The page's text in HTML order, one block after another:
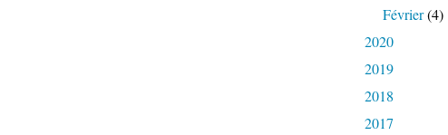
Février(4)
2020
2019
2018
2017